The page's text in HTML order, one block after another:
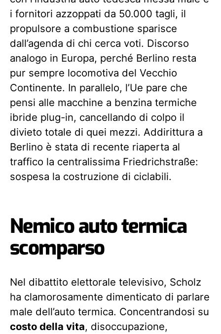
i fornitori azzoppati da 50.000 tagli, il
propulsore a combustione sparisce
dall’agenda di chi cerca voti. Discorso
analogo in Europa, perché Berlino resta
pur sempre locomotiva del Vecchio
Continente. In parallelo, l’Ue pare che
pensi alle macchine a benzina termiche
ibride plug-in, cancellando di colpo il
divieto totale di quei mezzi. Addirittura a
Berlino è stata di recente riaperta al
traffico la centralissima Friedrichstraße:
sospesa la costruzione di ciclabili.
Nemico auto termica
scomparso
Nel dibattito elettorale televisivo, Scholz
ha clamorosamente dimenticato di parlare
male dell’auto termica. Concentrandosi su
costo della vita, disoccupazione,